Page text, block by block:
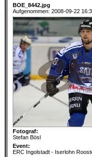
BOE_8442.jpg
Aufgenommen: 2008-09-22
Fotograf:
Stefan Bösl
Event:
ERC Ingolstadt - Iserlohn